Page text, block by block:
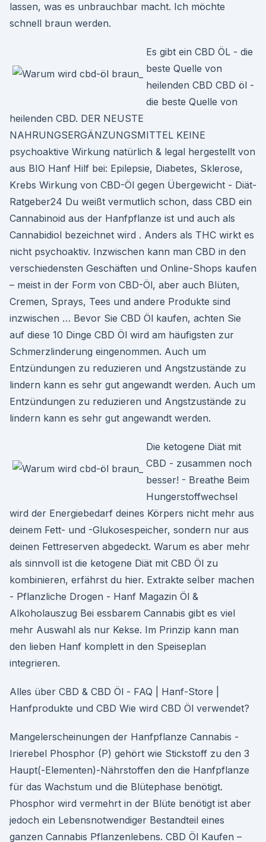
lassen, was es unbrauchbar macht. Ich möchte
schnell braun werden.
Es gibt ein CBD ÖL - die
beste Quelle von
heilenden CBD CBD öl -
die beste Quelle von
heilenden CBD. DER NEUSTE
NAHRUNGSERGÄNZUNGSMITTEL KEINE
psychoaktive Wirkung natürlich & legal hergestellt von
aus BIO Hanf Hilf bei: Epilepsie, Diabetes, Sklerose,
Krebs Wirkung von CBD-Öl gegen Übergewicht - Diät-
Ratgeber24 Du weißt vermutlich schon, dass CBD ein
Cannabinoid aus der Hanfpflanze ist und auch als
Cannabidiol bezeichnet wird . Anders als THC wirkt es
nicht psychoaktiv. Inzwischen kann man CBD in den
verschiedensten Geschäften und Online-Shops kaufen
– meist in der Form von CBD-Öl, aber auch Blüten,
Cremen, Sprays, Tees und andere Produkte sind
inzwischen … Bevor Sie CBD Öl kaufen, achten Sie
auf diese 10 Dinge CBD Öl wird am häufigsten zur
Schmerzlinderung eingenommen. Auch um
Entzündungen zu reduzieren und Angstzustände zu
lindern kann es sehr gut angewandt werden. Auch um
Entzündungen zu reduzieren und Angstzustände zu
lindern kann es sehr gut angewandt werden.
Die ketogene Diät mit
CBD - zusammen noch
besser! - Breathe Beim
Hungerstoffwechsel
wird der Energiebedarf deines Körpers nicht mehr aus
deinem Fett- und -Glukosespeicher, sondern nur aus
deinen Fettreserven abgedeckt. Warum es aber mehr
als sinnvoll ist die ketogene Diät mit CBD Öl zu
kombinieren, erfährst du hier. Extrakte selber machen
- Pflanzliche Drogen - Hanf Magazin Öl &
Alkoholauszug Bei essbarem Cannabis gibt es viel
mehr Auswahl als nur Kekse. Im Prinzip kann man
den lieben Hanf komplett in den Speiseplan
integrieren.
Alles über CBD & CBD Öl - FAQ | Hanf-Store |
Hanfprodukte und CBD Wie wird CBD Öl verwendet?
Mangelerscheinungen der Hanfpflanze Cannabis -
Irierebel Phosphor (P) gehört wie Stickstoff zu den 3
Haupt(-Elementen)-Nährstoffen den die Hanfpflanze
für das Wachstum und die Blütephase benötigt.
Phosphor wird vermehrt in der Blüte benötigt ist aber
jedoch ein Lebensnotwendiger Bestandteil eines
ganzen Cannabis Pflanzenlebens. CBD Öl Kaufen –